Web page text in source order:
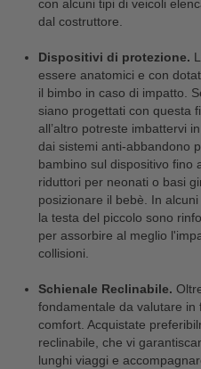
con alcuni tipi di veicoli
dal costruttore.
Dispositivi di protezione.
essere anatomici e con
il bimbo in caso di impatto.
siano progettati con questa
all’altro potreste imbattervi
dai sistemi anti-abbandono
bambino sul dispositivo fino
riduttori per neonati o basi
posizionare il bebè. In
la testa del piccolo sono
per assorbire al meglio
collisioni.
Schienale Reclinabile.
fondamentale da valutare in
comfort. Acquistate
reclinabile, che vi
lunghi viaggi e